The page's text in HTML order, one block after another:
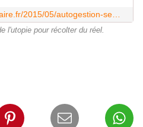
l'utopie pour récolter du réel.